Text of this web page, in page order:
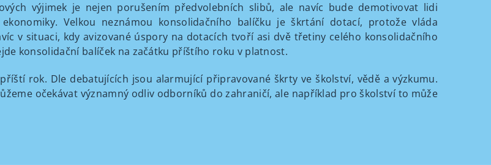
výjimek je nejen porušením předvolebních slibů, ale navíc bude demotivovat lidi
Velkou neznámou konsolidačního balíčku je škrtání dotací, protože vláda
v situaci, kdy avizované úspory na dotacích tvoří asi dvě třetiny celého konsolidačního
konsolidační balíček na začátku příštího roku v platnost.
rok. Dle debatujících jsou alarmující připravované škrty ve školství, vědě a výzkumu.
očekávat významný odliv odborníků do zahraničí, ale například pro školství to může